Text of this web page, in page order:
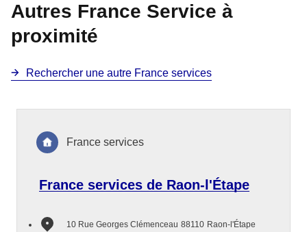
Autres France Service à
proximité
Rechercher une autre France services
France services de Raon-l'Étape
10 Rue Georges Clémenceau 88110 Raon-l'Étape
France services